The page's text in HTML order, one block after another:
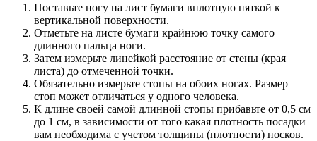
Поставьте ногу на лист бумаги вплотную пяткой к
вертикальной поверхности.
Отметьте на листе бумаги крайнюю точку самого
длинного пальца ноги.
Затем измерьте линейкой расстояние от стены (края
листа) до отмеченной точки.
Обязательно измерьте стопы на обоих ногах. Размер
стоп может отличаться у одного человека.
К длине своей самой длинной стопы прибавьте от 0,5 см
до 1 см, в зависимости от того какая плотность посадки
вам необходима с учетом толщины (плотности) носков.